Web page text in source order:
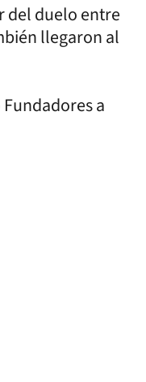
del duelo entre
llegaron al
a